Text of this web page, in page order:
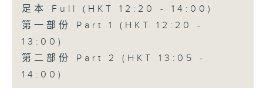
足本 Full (HKT 12:20 - 14:00)
第一部份 Part 1 (HKT 12:20 -
13:00)
第二部份 Part 2 (HKT 13:05 -
14:00)